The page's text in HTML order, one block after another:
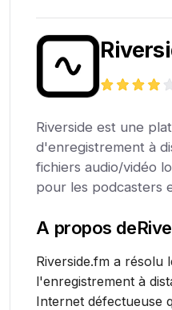
Riverside est une
d'enregistrement à
fichiers audio/vidéo
pour les podcasters
A propos de
Riverside.fm a résolu
l'enregistrement à
Internet défectueuse